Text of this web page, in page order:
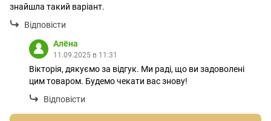
знайшла такий варіант.
Відповісти
Алёна
11.09.2025 в 11:31
Вікторія, дякуємо за відгук. Ми раді, що ви задоволені
цим товаром. Будемо чекати вас знову!
Відповісти